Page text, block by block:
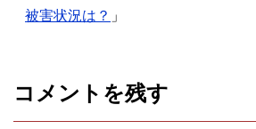
被害状況は？ 」
コメントを残す